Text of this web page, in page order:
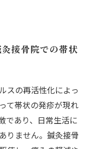
接骨院での帯状
スの再活性化によっ
て帯状の発疹が現れ
であり、日常生活に
りません。鍼灸接骨